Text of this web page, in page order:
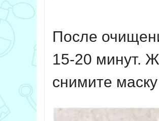
После
15-20 минут.
снимите